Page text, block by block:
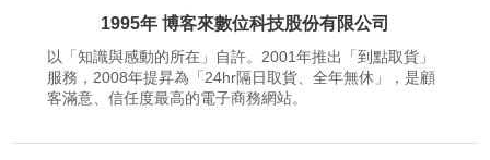
1995年 博客來數位科技股份有限公司
以「知識與感動的所在」自許。2001年推出「到點取貨」
服務，2008年提昇為「24hr隔日取貨、全年無休」，是顧
客滿意、信任度最高的電子商務網站。